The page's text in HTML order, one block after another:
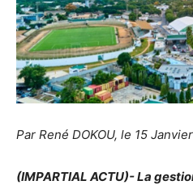
Par René DOKOU, le 15
(IMPARTIAL ACTU)- La